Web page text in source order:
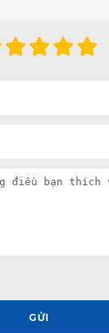
GỬI